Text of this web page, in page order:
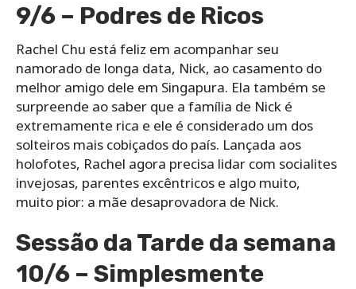
9/6 – Podres de Ricos
Rachel Chu está feliz em acompanhar seu
namorado de longa data, Nick, ao casamento do
melhor amigo dele em Singapura. Ela também se
surpreende ao saber que a família de Nick é
extremamente rica e ele é considerado um dos
solteiros mais cobiçados do país. Lançada aos
holofotes, Rachel agora precisa lidar com socialites
invejosas, parentes excêntricos e algo muito,
muito pior: a mãe desaprovadora de Nick.
Sessão da Tarde da semana
10/6 – Simplesmente